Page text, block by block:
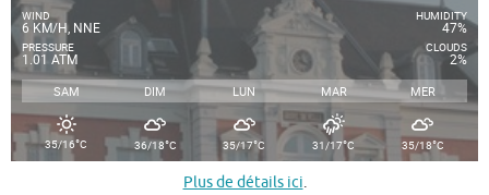
WIND
6 KM/H, NNE
PRESSURE
1.01 ATM
HUMIDITY
47%
CLOUDS
2%
SAM DIM LUN MAR MER
35/16°C 36/18°C 35/17°C 31/17°C 35/18°C
Plus de détails ici.